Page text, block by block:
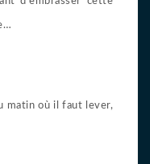
matin où il faut lever,